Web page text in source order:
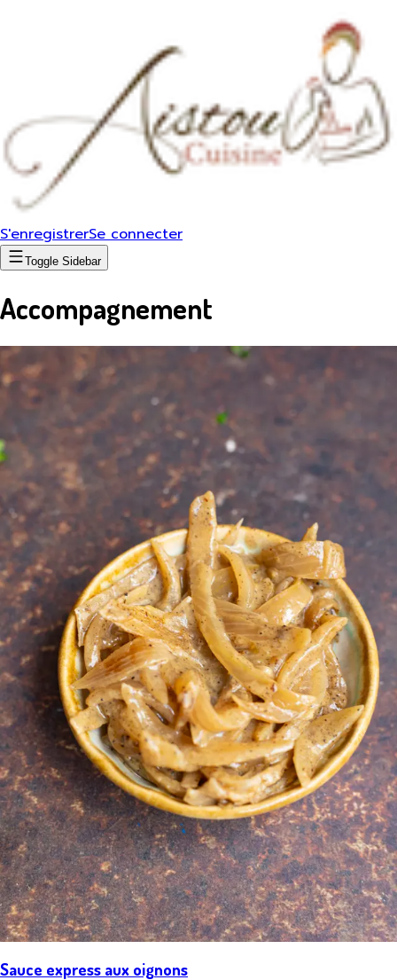
S'enregistrerSe connecter
Toggle Sidebar
Accompagnement
Sauce express aux oignons